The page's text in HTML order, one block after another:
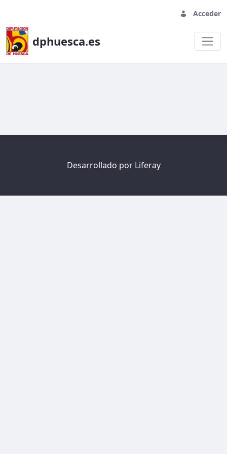
Acceder
dphuesca.es
Desarrollado por Liferay